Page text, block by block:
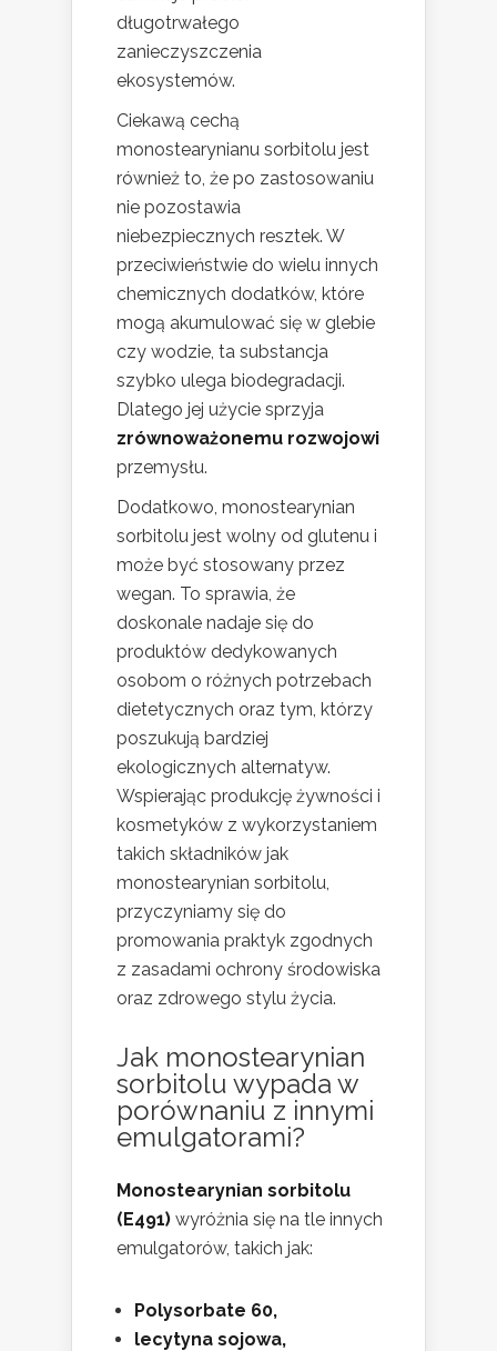
długotrwałego
zanieczyszczenia
ekosystemów.
Ciekawą cechą
monostearynianu sorbitolu jest
również to, że po zastosowaniu
nie pozostawia
niebezpiecznych resztek. W
przeciwieństwie do wielu innych
chemicznych dodatków, które
mogą akumulować się w glebie
czy wodzie, ta substancja
szybko ulega biodegradacji.
Dlatego jej użycie sprzyja
zrównoważonemu rozwojowi
przemysłu.
Dodatkowo, monostearynian
sorbitolu jest wolny od glutenu i
może być stosowany przez
wegan. To sprawia, że
doskonale nadaje się do
produktów dedykowanych
osobom o różnych potrzebach
dietetycznych oraz tym, którzy
poszukują bardziej
ekologicznych alternatyw.
Wspierając produkcję żywności i
kosmetyków z wykorzystaniem
takich składników jak
monostearynian sorbitolu,
przyczyniamy się do
promowania praktyk zgodnych
z zasadami ochrony środowiska
oraz zdrowego stylu życia.
Jak monostearynian
sorbitolu wypada w
porównaniu z innymi
emulgatorami?
Monostearynian sorbitolu
(E491) wyróżnia się na tle innych
emulgatorów, takich jak:
Polysorbate 60,
lecytyna sojowa,